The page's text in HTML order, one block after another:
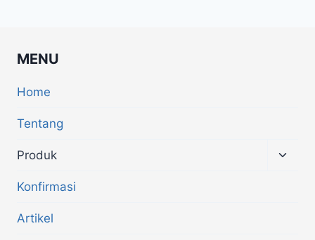
MENU
Home
Tentang
Produk
Konfirmasi
Artikel